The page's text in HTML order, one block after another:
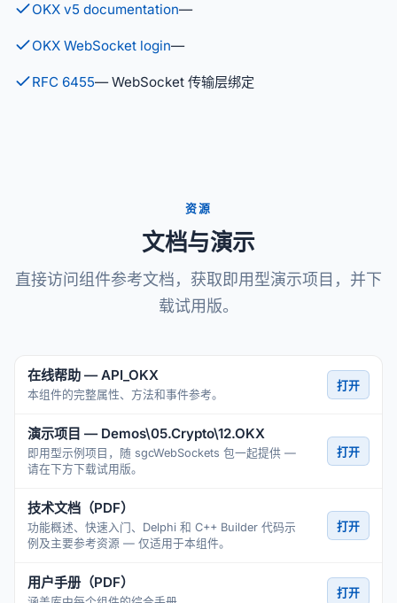
OKX v5 documentation—
OKX WebSocket login—
RFC 6455— WebSocket 传输层绑定
资源
文档与演示
直接访问组件参考文档，获取即用型演示项目，并下
载试用版。
在线帮助 — API_OKX
本组件的完整属性、方法和事件参考。
打开
演示项目 — Demos\05.Crypto\12.OKX
即用型示例项目，随 sgcWebSockets 包一起提供 —
请在下方下载试用版。
打开
技术文档（PDF）
功能概述、快速入门、Delphi 和 C++ Builder 代码示
例及主要参考资源 — 仅适用于本组件。
打开
用户手册（PDF）
打开